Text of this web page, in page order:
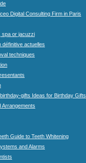
Digital Consulting Firm in Paris
spa or jacuzzi
définitive actuelles
techniques
gifts Ideas for Birthday Gifts
Arrangements
Guide to Teeth Whitening
and Alarms